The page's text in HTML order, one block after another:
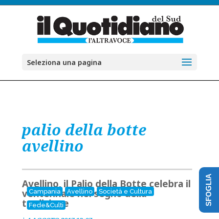
Seleziona una pagina
palio della botte
avellino
Campania Avellino
Società e Cultura
Fede&Culti
Avellino, il Palio della Botte celebra il
ventennale nel segno della
tradizione SFOGLIA